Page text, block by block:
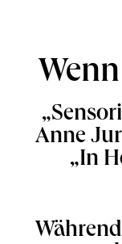
Anne
„In